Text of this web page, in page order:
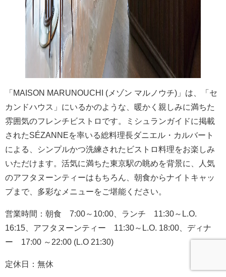
「MAISON MARUNOUCHI (メゾン マルノウチ)」は、「セ
カンドハウス」にいるかのような、暖かく親しみに満ちた
雰囲気のフレンチビストロです。ミシュランガイドに掲載
されたSÉZANNEを率いる総料理長ダニエル・カルバート
による、シンプルかつ洗練されたビストロ料理をお楽しみ
いただけます。活気に満ちた東京駅の眺めを背景に、人気
のアフタヌーンティーはもちろん、朝食からナイトキャッ
プまで、多彩なメニューをご堪能ください。
営業時間：朝食 7:00～10:00、ランチ 11:30～L.O.
16:15、アフタヌーンティー 11:30～L.O. 18:00、ディナ
ー 17:00 ～22:00 (L.O 21:30)
定休日：無休